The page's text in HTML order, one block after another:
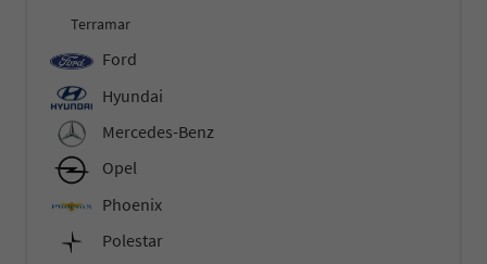
Terramar
Ford
Hyundai
Mercedes-Benz
Opel
Phoenix
Polestar